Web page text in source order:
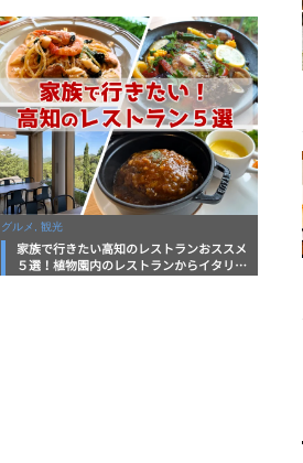
グルメ, 観光
家族で行きたい高知のレストランおススメ
５選！植物園内のレストランからイタリア